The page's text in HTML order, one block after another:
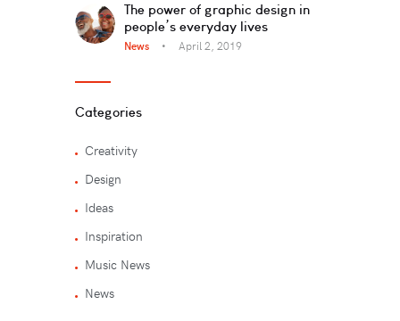
The power of graphic design in
people’s everyday lives
News April 2, 2019
Categories
Creativity
Design
Ideas
Inspiration
Music News
News